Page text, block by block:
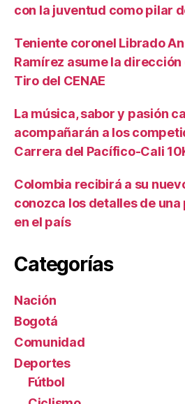
con la juventud como pilar
Teniente coronel Librado
Ramírez asume la dirección
Tiro del CENAE
La música, sabor y pasión
acompañarán a los
Carrera del Pacífico-Cali
Colombia recibirá a su
conozca los detalles de
en el país
Categorías
Nación
Bogotá
Comunidad
Deportes
Fútbol